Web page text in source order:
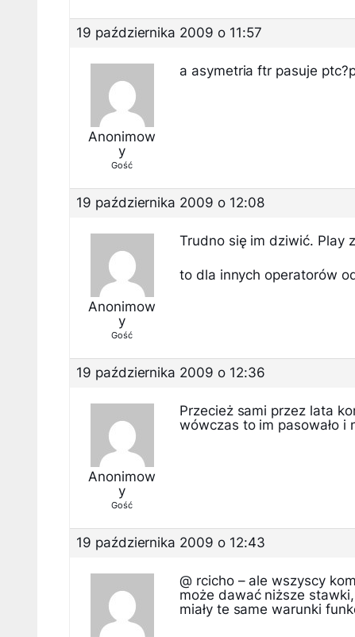
19 października 2009 o 11:57
Anonimow
y
Gość
a asymetria ftr pasuje
19 października 2009 o 12:08
Anonimow
y
Gość
Trudno się im dziwić. Play
to dla innych operatorów
19 października 2009 o 12:36
Anonimow
y
Gość
Przecież sami przez lata
wówczas to im pasowało i
19 października 2009 o 12:43
@ rcicho – ale wszyscy
może dawać niższe
miały te same warunki